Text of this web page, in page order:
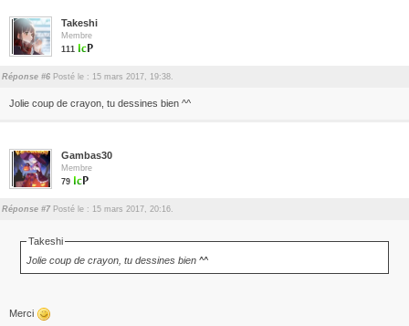
Takeshi
Membre
111
Réponse #6 Posté le : 15 mars 2017, 19:38.
Jolie coup de crayon, tu dessines bien ^^
Gambas30
Membre
79
Réponse #7 Posté le : 15 mars 2017, 20:16.
Takeshi
Jolie coup de crayon, tu dessines bien ^^
Merci